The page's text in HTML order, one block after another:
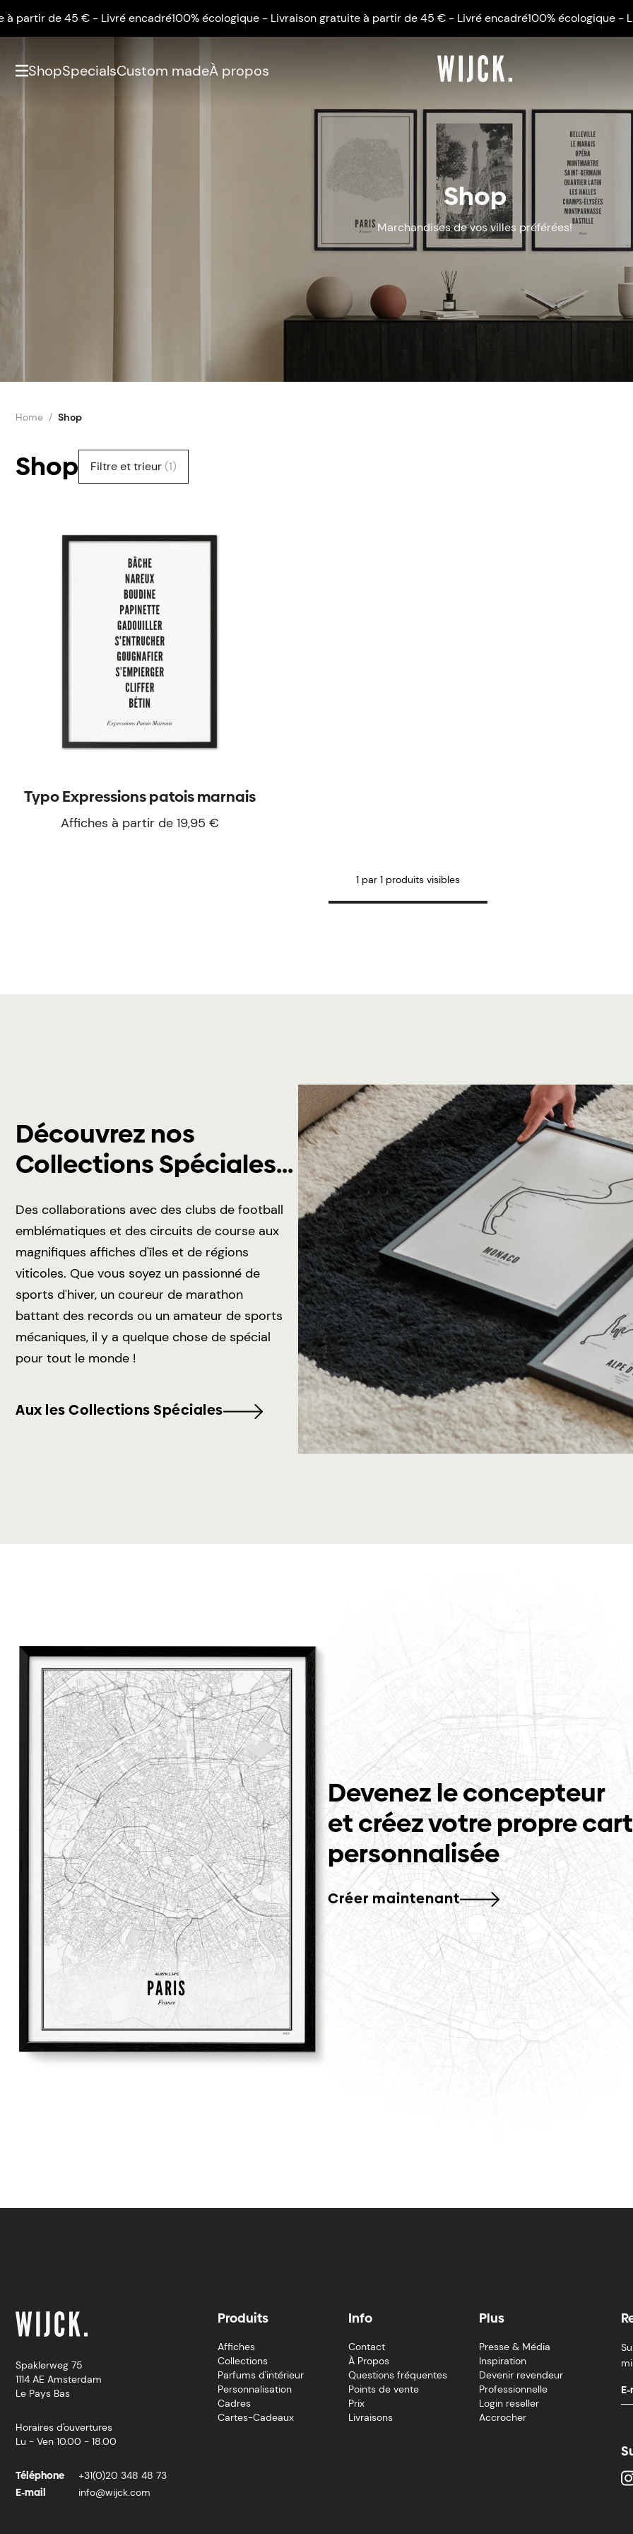
45 € - Livré encadré100% écologique - Livraison gratuite à partir de 45 € - Livré encadré100% écologique -
ShopSpecialsCustom madeÀ propos
Shop
Marchandises de vos villes préférées!
Home Shop
Shop Filtre et trieur (1)
Typo Expressions patois marnais
Affiches à partir de 19,95 €
1 par 1 produits visibles
Découvrez nos
Collections Spéciales...
Des collaborations avec des clubs de football
emblématiques et des circuits de course aux
magnifiques affiches d'îles et de régions
viticoles. Que vous soyez un passionné de
sports d'hiver, un coureur de marathon
battant des records ou un amateur de sports
mécaniques, il y a quelque chose de spécial
pour tout le monde !
Aux les Collections Spéciales
Devenez le concepteur
et créez votre propre
personnalisée
Créer maintenant
Spaklerweg 75
1114 AE Amsterdam
Le Pays Bas
Horaires d'ouvertures
Lu - Ven 10.00 - 18.00
Téléphone +31(0)20 348 48 73
E-mail info@wijck.com
Produits
Affiches
Collections
Parfums d'intérieur
Personnalisation
Cadres
Cartes-Cadeaux
Info
Contact
À Propos
Questions fréquentes
Points de vente
Prix
Livraisons
Plus
Presse & Média
Inspiration
Devenir revendeur
Professionnelle
Login reseller
Accrocher